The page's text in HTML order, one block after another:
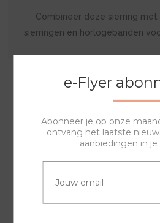
Combineer deze sierring
sierringen en horlogebanden
GERELATEERDE
e-Flyer
Abonneer je op onze
ontvang het laatste
aanbiedingen in je